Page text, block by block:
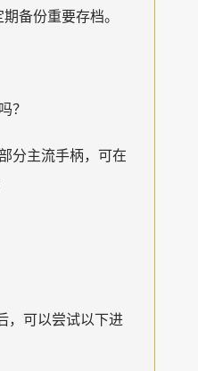
备份重要存档。
？
分主流手柄，可在
，可以尝试以下进